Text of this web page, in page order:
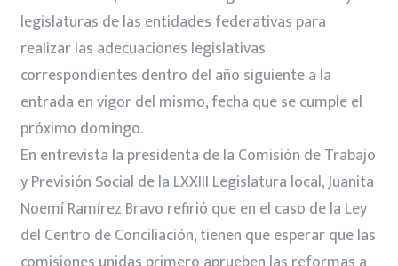
legislaturas de las entidades federativas para
realizar las adecuaciones legislativas
correspondientes dentro del año siguiente a la
entrada en vigor del mismo, fecha que se cumple el
próximo domingo.
En entrevista la presidenta de la Comisión de Trabajo
y Previsión Social de la LXXIII Legislatura local, Juanita
Noemí Ramírez Bravo refirió que en el caso de la Ley
del Centro de Conciliación, tienen que esperar que las